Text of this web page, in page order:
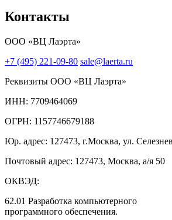
Контакты
ООО «ВЦ Лаэрта»
+7 (495) 221-09-80 sale@laerta.ru
Реквизиты ООО «ВЦ Лаэрта»
ИНН: 7709464069
ОГРН: 1157746679188
Юр. адрес: 127473, г.Москва, ул.
Почтовый адрес: 127473, Москва, а/я 50
ОКВЭД:
62.01 Разработка компьютерного
программного обеспечения.